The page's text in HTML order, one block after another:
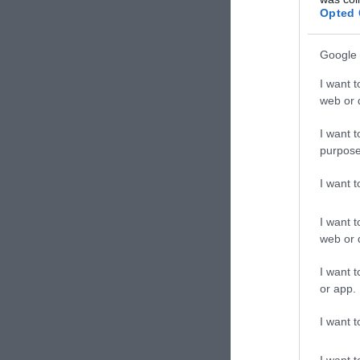
Opted
Google
I want
web or
I want
I want
I want
web or
I want
or app.
I want
πορείας των